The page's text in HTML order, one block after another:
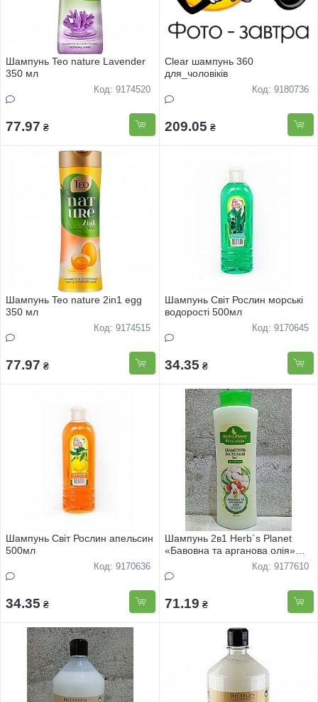
Шампунь Teo nature Lavender
350 мл
Код: 9174520
77.97 ₴
Clear шампунь 360
для_чоловіків
Код: 9180736
209.05 ₴
Шампунь Teo nature 2in1 egg
350 мл
Код: 9174515
77.97 ₴
Шампунь Світ Рослин морські
водорості 500мл
Код: 9170645
34.35 ₴
Шампунь Світ Рослин апельсин
500мл
Код: 9170636
34.35 ₴
Шампунь 2в1 Herb`s Planet
«Бавовна та арганова олія»
Код: 9177610
71.19 ₴